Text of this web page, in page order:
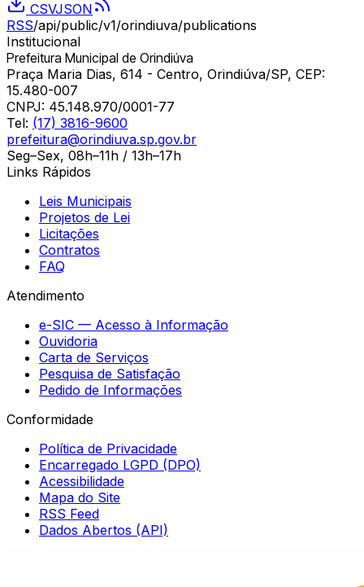
CSVJSON
RSS/api/public/v1/orindiuva/publications
Institucional
Prefeitura Municipal de Orindiúva
Praça Maria Dias, 614 - Centro, Orindiúva/SP, CEP:
15.480-007
CNPJ: 45.148.970/0001-77
Tel: (17) 3816-9600
prefeitura@orindiuva.sp.gov.br
Seg–Sex, 08h–11h / 13h–17h
Links Rápidos
Leis Municipais
Projetos de Lei
Licitações
Contratos
FAQ
Atendimento
e-SIC — Acesso à Informação
Ouvidoria
Carta de Serviços
Pesquisa de Satisfação
Pedido de Informações
Conformidade
Política de Privacidade
Encarregado LGPD (DPO)
Acessibilidade
Mapa do Site
RSS Feed
Dados Abertos (API)